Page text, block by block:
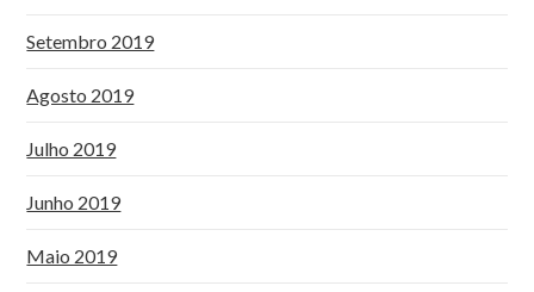
Setembro 2019
Agosto 2019
Julho 2019
Junho 2019
Maio 2019